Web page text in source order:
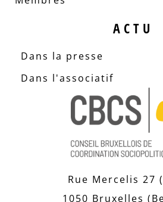
ACTU
Dans la presse
Dans l'associatif
Rue Mercelis 27
1050 Bruxelles